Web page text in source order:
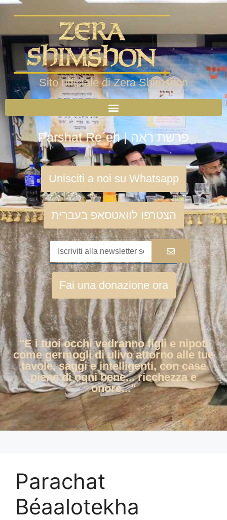
Sito ufficiale di Zera Shimshon
Parshat Re´eh | פרשת ראה
Unisciti a noi su Whatsapp
הצטרפו לוואטסאפ בעברית
Fai una donazione ora
"E i tuoi occhi vedranno figli e nipoti
come germogli di ulivo attorno alle tue
tavole, saggi e intelligenti, con case
piene di ogni bene... ricchezza e
onore..."
Parachat
Béaalotekha